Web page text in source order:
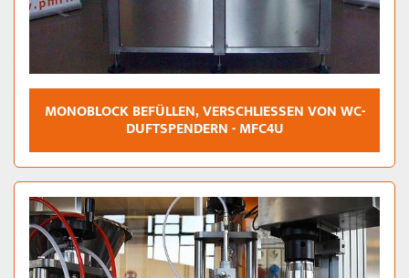
MONOBLOCK BEFÜLLEN, VERSCHLIESSEN VON WC-D
UFTSPENDERN - MFC4U